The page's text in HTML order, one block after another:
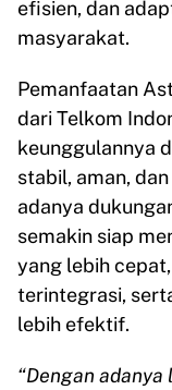
efisien, dan
masyarakat.
Pemanfaatan
dari Telkom
keunggulannya
stabil, aman,
adanya
semakin siap
yang lebih
terintegrasi,
lebih efektif.
“Dengan